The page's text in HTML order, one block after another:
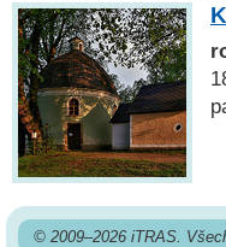
© 2009–2026 iTRAS.